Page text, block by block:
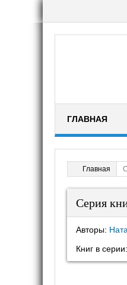
ГЛАВНАЯ
Главная
Серия
Авторы:
Книг в серии: